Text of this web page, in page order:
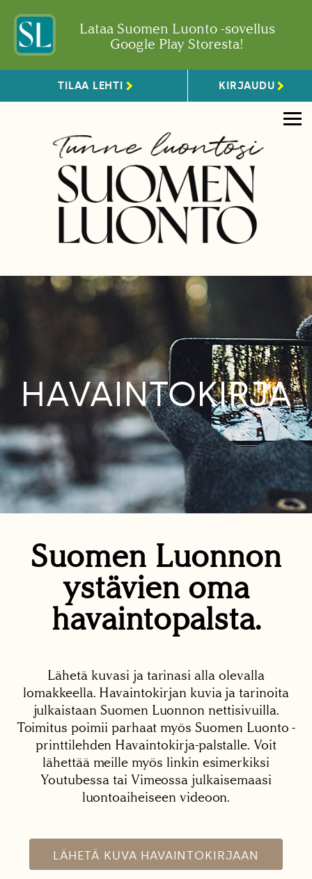
Lataa Suomen Luonto -sovellus
Google Play Storesta!
TILAA LEHTI KIRJAUDU
HAVAINTOKIRJA
Suomen Luonnon
ystävien oma
havaintopalsta.
Lähetä kuvasi ja tarinasi alla olevalla
lomakkeella. Havaintokirjan kuvia ja tarinoita
julkaistaan Suomen Luonnon nettisivuilla.
Toimitus poimii parhaat myös Suomen Luonto -
printtilehden Havaintokirja-palstalle. Voit
lähettää meille myös linkin esimerkiksi
Youtubessa tai Vimeossa julkaisemaasi
luontoaiheiseen videoon.
LÄHETÄ KUVA HAVAINTOKIRJAAN